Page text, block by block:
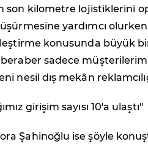
son kilometre lojistiklerini
yardımcı
konusunda büyük
beraber sadece
nesil dış mekân
girişim sayısı 10'a ulaştı"
Şahinoğlu ise şöyle